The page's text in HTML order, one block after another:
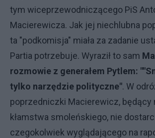
tym wiceprzewodniczącego PiS
Macierewicza. Jak jej niechlubna
ta "podkomisja" miała za zadanie
Partia potrzebuje. Wyraził to sam
rozmowie z generałem Pytlem:
tylko narzędzie polityczne". W
poprzedniczki Macierewicz, będący
kłamstwa smoleńskiego, nie
czegokolwiek wyglądającego na